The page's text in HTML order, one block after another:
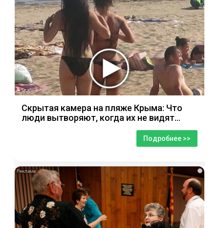
Скрытая камера на пляже Крыма: Что
люди вытворяют, когда их не видят...
Подробнее >>
i